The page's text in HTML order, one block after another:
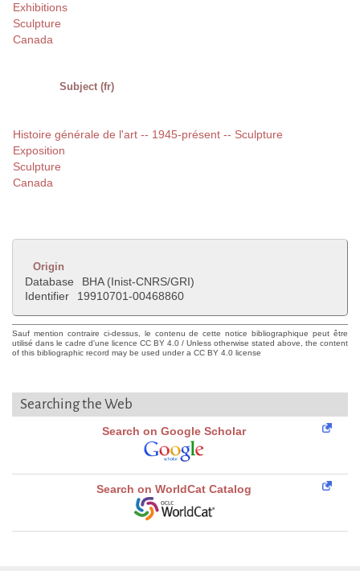
Exhibitions
Sculpture
Canada
Subject (fr)
Histoire générale de l'art -- 1945-présent -- Sculpture
Exposition
Sculpture
Canada
Origin
Database
BHA (Inist-CNRS/GRI)
Identifier
19910701-00468860
Sauf mention contraire ci-dessus, le contenu de cette notice bibliographique peut être
utilisé dans le cadre d'une licence CC BY 4.0 / Unless otherwise stated above, the content
of this bibliographic record may be used under a CC BY 4.0 license
Searching the Web
Search on Google Scholar
Search on WorldCat Catalog